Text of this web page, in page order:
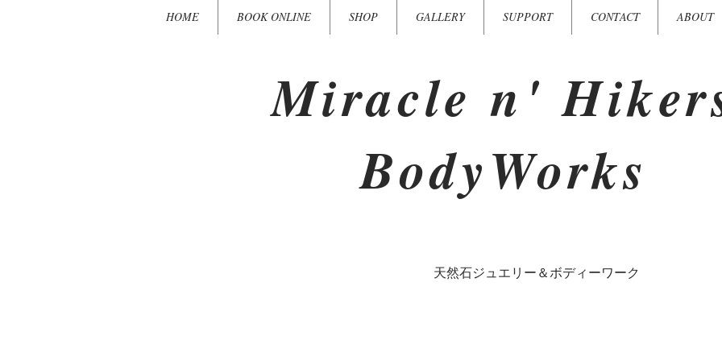
HOME BOOK ONLINE SHOP GALLERY SUPPORT CONTACT ABOUT
​天然石ジュエリー＆ボディーワーク
Miracle n'
BodyWorks